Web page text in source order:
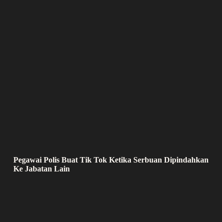
Pegawai Polis Buat Tik Tok Ketika Serbuan Dipindahkan
Ke Jabatan Lain